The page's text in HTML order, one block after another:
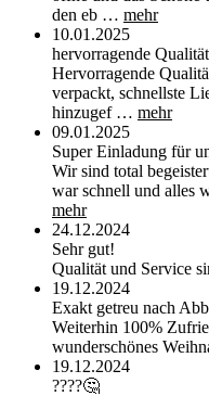
den eb … mehr
10.01.2025
hervorragende Qualität
Hervorragende
verpackt, schnellste
hinzugef … mehr
09.01.2025
Super Einladung für
Wir sind total
war schnell und alles
mehr
24.12.2024
Sehr gut!
Qualität und Service
19.12.2024
Exakt getreu nach
Weiterhin 100%
wunderschönes
19.12.2024
????🤔